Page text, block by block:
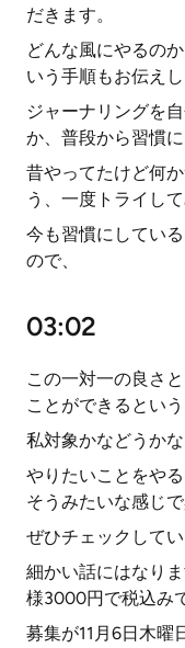
だきます。
どんな風にやるの
いう手順もお伝えし
ジャーナリングを
か、普段から習慣
昔やってたけど何
う、一度トライし
今も習慣にしてい
ので、
03:02
この一対一の良さ
ことができるとい
私対象かなどうか
やりたいことをや
そうみたいな感じ
ぜひチェックして
細かい話にはなり
様3000円で税込み
募集が11月6日木曜